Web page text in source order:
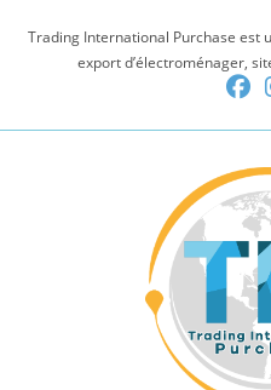
Trading International Purchase est
export d’électroménager,